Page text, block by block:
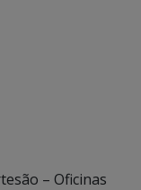
– Oficinas